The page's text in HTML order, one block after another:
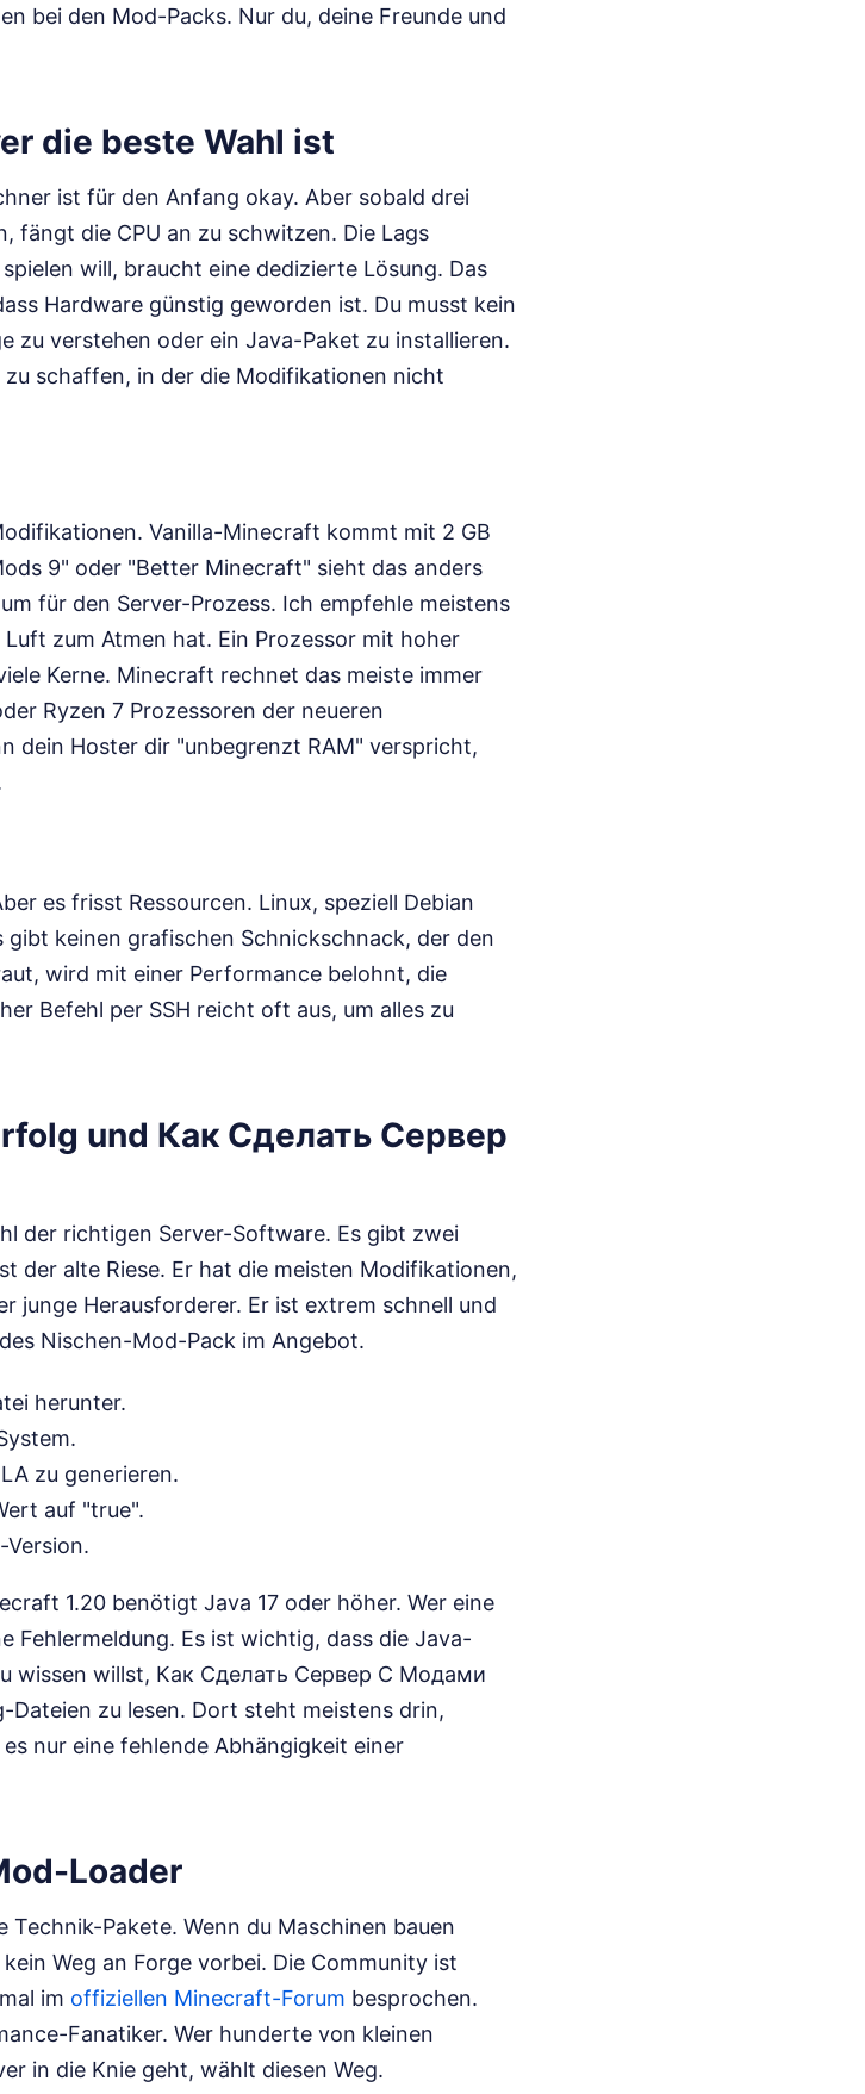
bei den Mod-Packs. Nur du, deine Freunde und
die beste Wahl ist
ist für den Anfang okay. Aber sobald drei
fängt die CPU an zu schwitzen. Die Lags
will, braucht eine dedizierte Lösung. Das
Hardware günstig geworden ist. Du musst kein
zu verstehen oder ein Java-Paket zu installieren.
schaffen, in der die Modifikationen nicht
Vanilla-Minecraft kommt mit 2 GB
9" oder "Better Minecraft" sieht das anders
für den Server-Prozess. Ich empfehle meistens
zum Atmen hat. Ein Prozessor mit hoher
Kerne. Minecraft rechnet das meiste immer
Ryzen 7 Prozessoren der neueren
dein Hoster dir "unbegrenzt RAM" verspricht,
es frisst Ressourcen. Linux, speziell Debian
gibt keinen grafischen Schnickschnack, der den
wird mit einer Performance belohnt, die
Befehl per SSH reicht oft aus, um alles zu
und Как Сделать Сервер
der richtigen Server-Software. Es gibt zwei
der alte Riese. Er hat die meisten Modifikationen,
junge Herausforderer. Er ist extrem schnell und
Nischen-Mod-Pack im Angebot.
herunter.
zu generieren.
auf "true".
1.20 benötigt Java 17 oder höher. Wer eine
Fehlermeldung. Es ist wichtig, dass die Java-
wissen willst, Как Сделать Сервер С Модами
Dateien zu lesen. Dort steht meistens drin,
nur eine fehlende Abhängigkeit einer
Loader
Pakete. Wenn du Maschinen bauen
Weg an Forge vorbei. Die Community ist
im offiziellen Minecraft-Forum besprochen.
Fanatiker. Wer hunderte von kleinen
in die Knie geht, wählt diesen Weg.